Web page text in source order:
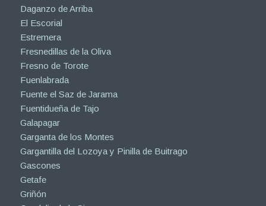
Daganzo de Arriba
El Escorial
Estremera
Fresnedillas de la Oliva
Fresno de Torote
Fuenlabrada
Fuente el Saz de Jarama
Fuentidueña de Tajo
Galapagar
Garganta de los Montes
Gargantilla del Lozoya y Pinilla de Buitrago
Gascones
Getafe
Griñón